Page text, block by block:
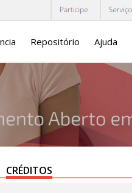
Repositório Ajuda
CRÉDITOS